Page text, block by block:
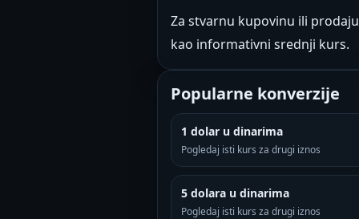
Za stvarnu kupovinu ili
kao informativni srednji kurs.
Popularne konverzije
1 dolar u dinarima
Pogledaj isti kurs za drugi iznos
5 dolara u dinarima
Pogledaj isti kurs za drugi iznos